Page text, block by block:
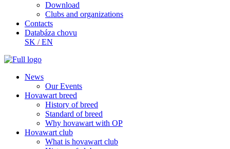
Download
Clubs and organizations
Contacts
Databáza chovu
SK /EN
News
Our Events
Hovawart breed
History of breed
Standard of breed
Why hovawart with OP
Hovawart club
What is hovawart club